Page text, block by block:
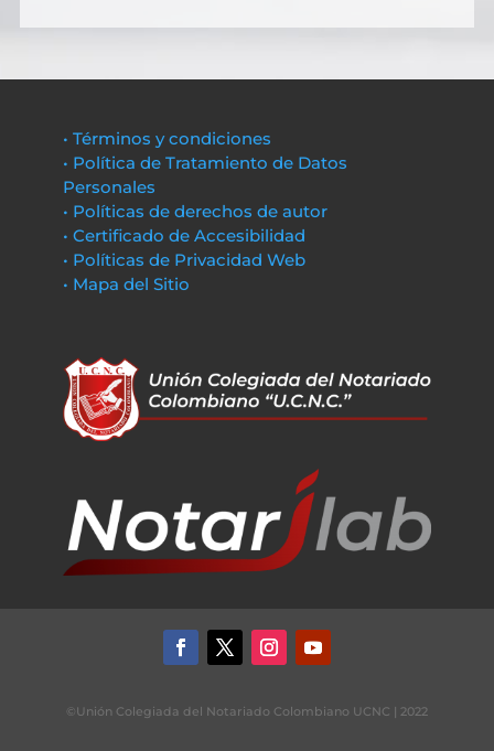
• Términos y condiciones
• Política de Tratamiento de Datos
Personales
• Políticas de derechos de autor
• Certificado de Accesibilidad
• Políticas de Privacidad Web
• Mapa del Sitio
©Unión Colegiada del Notariado Colombiano UCNC | 2022